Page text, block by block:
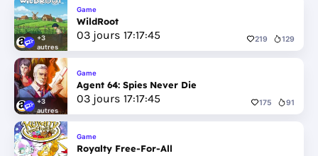
+3
autres
Game
WildRoot
03 jours 17:17:44 219 129
+3
autres
Game
Agent 64: Spies Never Die
03 jours 17:17:44 175 91
Game
Royalty Free-For-All